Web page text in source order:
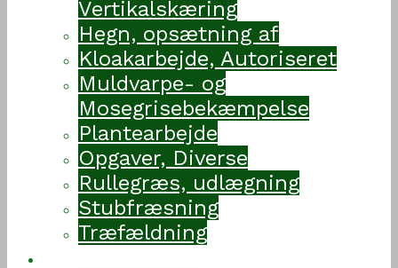
Vertikalskæring
Hegn, opsætning af
Kloakarbejde, Autoriseret
Muldvarpe- og
Mosegrisebekæmpelse
Plantearbejde
Opgaver, Diverse
Rullegræs, udlægning
Stubfræsning
Træfældning